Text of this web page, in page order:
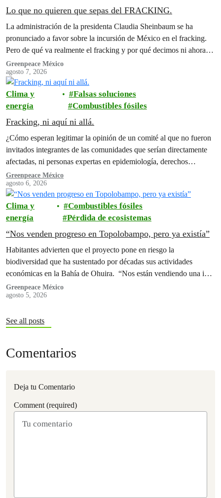
Lo que no quieren que sepas del FRACKING.
La administración de la presidenta Claudia Sheinbaum se ha
pronunciado a favor sobre la incursión de México en el fracking.
Pero de qué va realmente el fracking y por qué decimos ni ahora ni
nunca?
Greenpeace México
agosto 7, 2026
Clima y
energía
Falsas soluciones
Combustibles fósiles
Fracking, ni aquí ni allá.
¿Cómo esperan legitimar la opinión de un comité al que no fueron
invitados integrantes de las comunidades que serían directamente
afectadas, ni personas expertas en epidemiología, derechos
humanos y territorios indígenas?
Greenpeace México
agosto 6, 2026
Clima y
energía
Combustibles fósiles
Pérdida de ecosistemas
“Nos venden progreso en Topolobampo, pero ya existía”
Habitantes advierten que el proyecto pone en riesgo la
biodiversidad que ha sustentado por décadas sus actividades
económicas en la Bahía de Ohuira. “Nos están vendiendo una idea
de progreso y desarrollo, pero eso ya existía en nuestra Bahía”,
afirman
Greenpeace México
agosto 5, 2026
See all posts
Comentarios
Deja tu Comentario
Comment (required)